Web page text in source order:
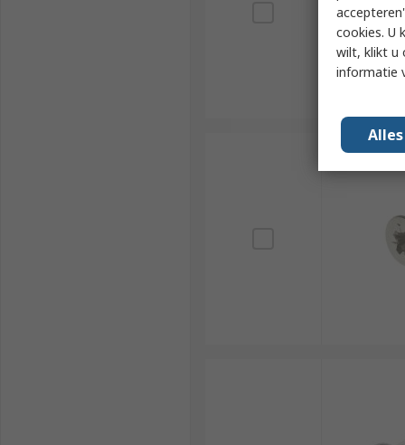
cookies. U
wilt, klikt u
informatie